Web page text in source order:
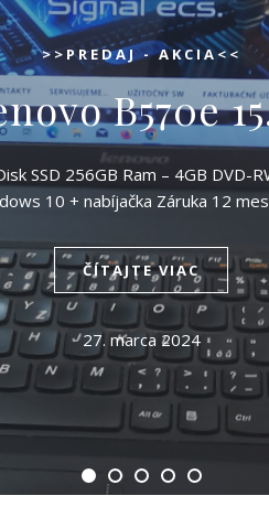
>>PREDAJ - AKCIA<<
B570e
SSD 256GB Ram – 4GB DVD-
10 + nabíjačka Záruka 12
ČÍTAJTE VIAC
27. marca 2024